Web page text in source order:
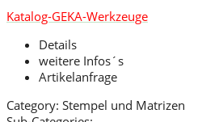
Katalog-GEKA-Werkzeuge
Details
weitere Infos´s
Artikelanfrage
Category: Stempel und Matrizen